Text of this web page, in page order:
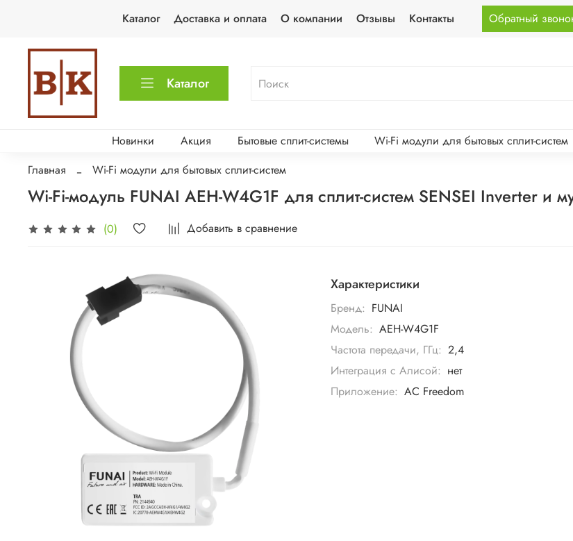
Каталог Доставка и оплата О компании Отзывы Контакты Обратный
Каталог
Новинки Акция Бытовые сплит-системы Wi-Fi модули для бытовых сплит-систем
Главная
Wi-Fi модули для бытовых сплит-систем
Wi-Fi-модуль FUNAI AEH-W4G1F для сплит-систем SENSEI Inverter и
(0) Добавить в сравнение
Характеристики
Бренд: FUNAI
Модель: AEH-W4G1F
Частота передачи, ГГц: 2,4
Интеграция с Алисой: нет
Приложение: AC Freedom